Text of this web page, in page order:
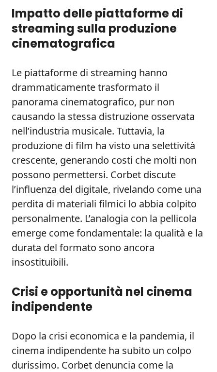
Impatto delle piattaforme di
streaming sulla produzione
cinematografica
Le piattaforme di streaming hanno
drammaticamente trasformato il
panorama cinematografico, pur non
causando la stessa distruzione osservata
nell’industria musicale. Tuttavia, la
produzione di film ha visto una selettività
crescente, generando costi che molti non
possono permettersi. Corbet discute
l’influenza del digitale, rivelando come una
perdita di materiali filmici lo abbia colpito
personalmente. L’analogia con la pellicola
emerge come fondamentale: la qualità e la
durata del formato sono ancora
insostituibili.
Crisi e opportunità nel cinema
indipendente
Dopo la crisi economica e la pandemia, il
cinema indipendente ha subito un colpo
durissimo. Corbet denuncia come la